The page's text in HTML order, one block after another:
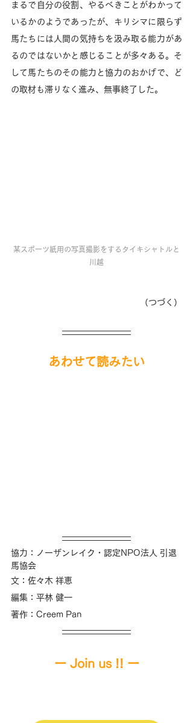
まるで自分の役割、やるべきことがわかって
いるかのようであったが、キリシマに限らず
馬たちには人間の気持ちを汲み取る能力があ
るのではないかと感じることが多々ある。そ
して馬たちのその能力と協力のおかげで、ど
の取材も滞りなく進み、無事終了した。
某スポーツ紙用の写真撮影をするタイキシャトルと
川越
（つづく）
あわせて読みたい
協力：ノーザンレイク・認定NPO法人 引退
馬協会
文：佐々木 祥恵
編集：平林 健一
著作：Creem Pan
ー Join us !! ー